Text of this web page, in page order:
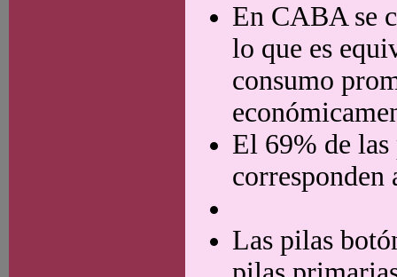
En CABA se
lo que es
consumo
El 69% de las
Las pilas